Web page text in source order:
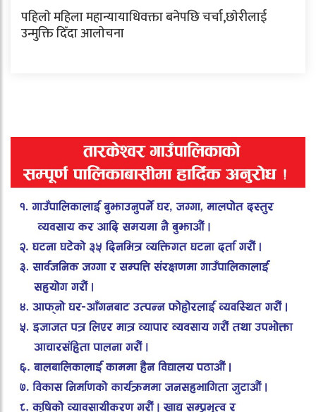
पहिलाे महिला महान्यायाधिवक्ता बनेपछि चर्चा,छाेरीलाई
उन्मुक्ति दिँदा आलाेचना